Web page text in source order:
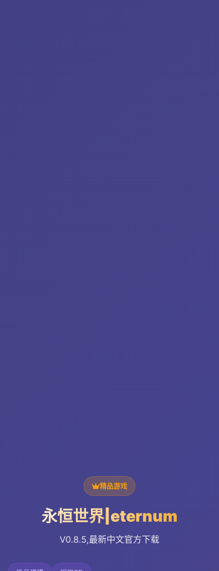
精品游戏
永恒世界|eternum
V0.8.5,最新中文官方下载